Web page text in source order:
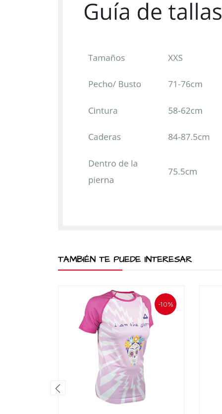
TAMBIÉN TE PUEDE INTERESAR
-10%